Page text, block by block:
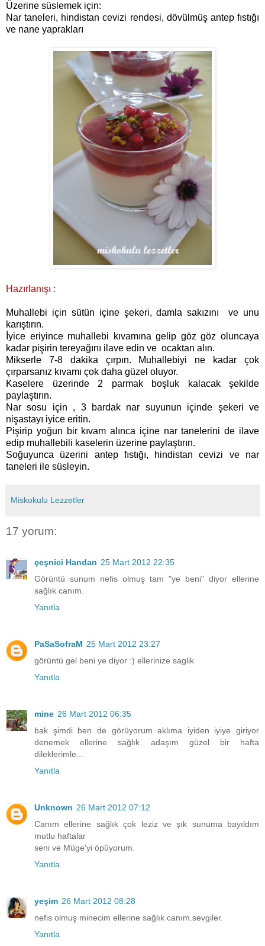
Üzerine süslemek için:
Nar taneleri, hindistan cevizi rendesi, dövülmüş antep fıstığı
ve nane yaprakları
Hazırlanışı :
Muhallebi için sütün içine şekeri, damla sakızını ve unu
karıştırın.
İyice eriyince muhallebi kıvamına gelip göz göz oluncaya
kadar pişirin tereyağını ilave edin ve ocaktan alın.
Mi kserle 7-8 dakika çırpın. Muhallebiyi ne kadar çok
çırparsanız kıvamı çok daha güzel oluyor.
Kaselere üzerinde 2 parmak boşluk kalacak şekilde
paylaştırın.
Nar sosu için , 3 bardak nar suyunun içinde şekeri ve
nişastayı iyice eritin.
Pişirip yoğun bir kıvam alınca içine nar tanelerini de ilave
edip muhallebili kaselerin üzerine paylaştırın.
Soğuyunca üzerini antep fıstığı, hindistan cevizi ve nar
taneleri ile süsleyin.
Miskokulu Lezzetler
17 yorum:
çeşnici Handan 25 Mart 2012 22:35
Görüntü sunum nefis olmuş tam "ye beni" diyor ellerine
sağlık canım.
Yanıtla
PaSaSofraM 25 Mart 2012 23:27
görüntü gel beni ye diyor :) ellerinize saglik
Yanıtla
mine 26 Mart 2012 06:35
bak şimdi ben de görüyorum aklıma iyiden iyiye giriyor
denemek ellerine sağlık adaşım güzel bir hafta
dileklerimle...
Yanıtla
Unknown 26 Mart 2012 07:12
Canım ellerine sağlık çok leziz ve şık sunuma bayıldım
mutlu haftalar
seni ve Müge'yi öpüyorum.
Yanıtla
yeşim 26 Mart 2012 08:28
nefis olmuş minecim ellerine sağlık canım.sevgiler.
Yanıtla